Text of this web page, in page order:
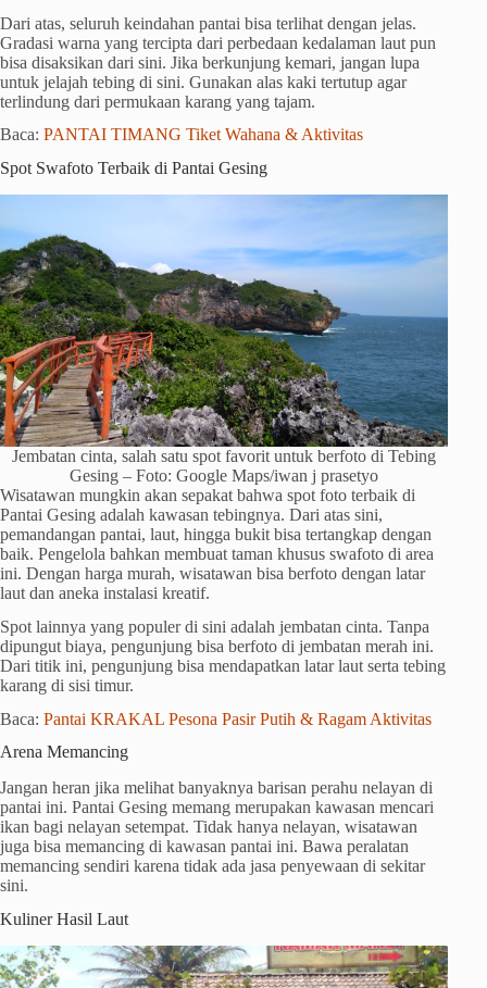
Dari atas, seluruh keindahan pantai bisa terlihat dengan jelas.
Gradasi warna yang tercipta dari perbedaan kedalaman laut pun
bisa disaksikan dari sini. Jika berkunjung kemari, jangan lupa
untuk jelajah tebing di sini. Gunakan alas kaki tertutup agar
terlindung dari permukaan karang yang tajam.
Baca: PANTAI TIMANG Tiket Wahana & Aktivitas
Spot Swafoto Terbaik di Pantai Gesing
Jembatan cinta, salah satu spot favorit untuk berfoto di Tebing
Gesing – Foto: Google Maps/iwan j prasetyo
Wisatawan mungkin akan sepakat bahwa spot foto terbaik di
Pantai Gesing adalah kawasan tebingnya. Dari atas sini,
pemandangan pantai, laut, hingga bukit bisa tertangkap dengan
baik. Pengelola bahkan membuat taman khusus swafoto di area
ini. Dengan harga murah, wisatawan bisa berfoto dengan latar
laut dan aneka instalasi kreatif.
Spot lainnya yang populer di sini adalah jembatan cinta. Tanpa
dipungut biaya, pengunjung bisa berfoto di jembatan merah ini.
Dari titik ini, pengunjung bisa mendapatkan latar laut serta tebing
karang di sisi timur.
Baca: Pantai KRAKAL Pesona Pasir Putih & Ragam Aktivitas
Arena Memancing
Jangan heran jika melihat banyaknya barisan perahu nelayan di
pantai ini. Pantai Gesing memang merupakan kawasan mencari
ikan bagi nelayan setempat. Tidak hanya nelayan, wisatawan
juga bisa memancing di kawasan pantai ini. Bawa peralatan
memancing sendiri karena tidak ada jasa penyewaan di sekitar
sini.
Kuliner Hasil Laut